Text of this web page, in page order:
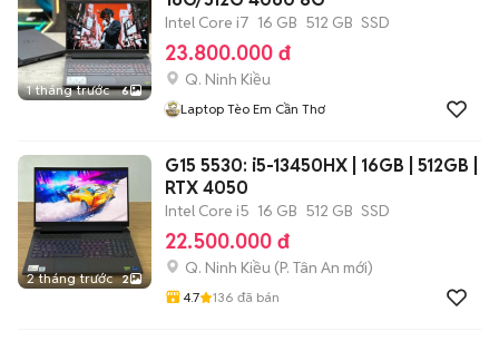
1 tháng trước 6
Intel Core i7 16 GB 512 GB SSD
23.800.000 đ
Q. Ninh Kiều
Laptop Tèo Em Cần Thơ
2 tháng trước 2
G15 5530: i5-13450HX | 16GB | 512GB |
RTX 4050
Intel Core i5 16 GB 512 GB SSD
22.500.000 đ
Q. Ninh Kiều (P. Tân An mới)
4.7 136 đã bán